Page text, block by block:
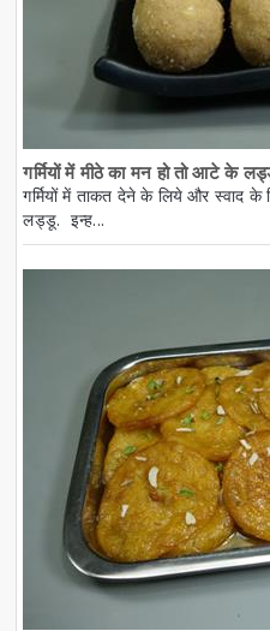
गर्मियों में मीठे का मन हो तो आटे के
गर्मियों में ताकत देने के लिये और स्वाद
लड्डू. इन्ह...